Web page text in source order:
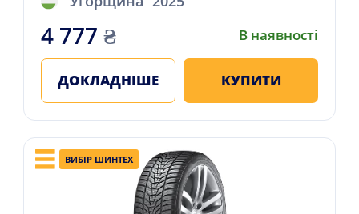
4 777 ₴ В наявності
ДОКЛАДНІШЕ КУПИТИ
ВИБІР ШИНТЕХ